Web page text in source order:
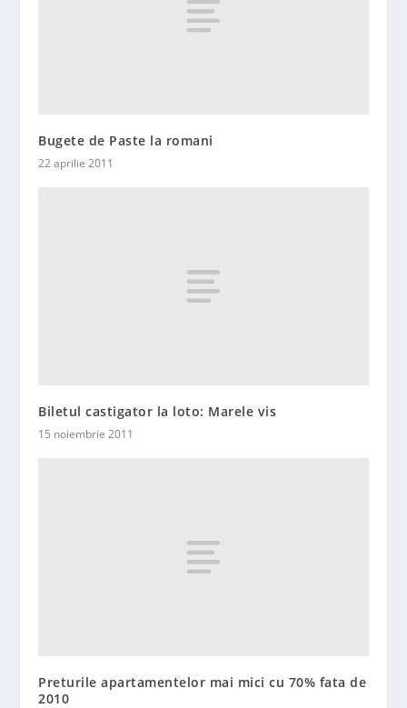
Bugete de Paste la romani
22 aprilie 2011
Biletul castigator la loto: Marele vis
15 noiembrie 2011
Preturile apartamentelor mai mici cu 70% fata de
2010